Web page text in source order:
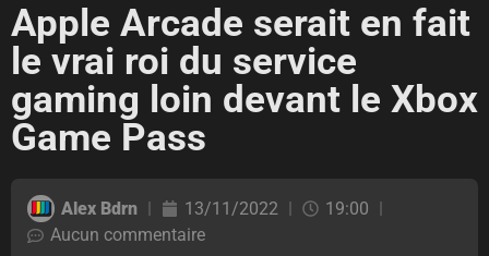
Apple Arcade serait en fait
le vrai roi du service
gaming loin devant le Xbox
Game Pass
Alex Bdrn 13/11/2022
19:00
Aucun commentaire